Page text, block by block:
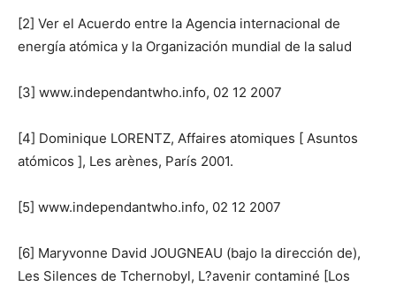
[2] Ver el Acuerdo entre la Agencia internacional de
energía atómica y la Organización mundial de la salud
[3] www.independantwho.info, 02 12 2007
[4] Dominique LORENTZ, Affaires atomiques [ Asuntos
atómicos ], Les arènes, París 2001.
[5] www.independantwho.info, 02 12 2007
[6] Maryvonne David JOUGNEAU (bajo la dirección de),
Les Silences de Tchernobyl, L?avenir contaminé [Los